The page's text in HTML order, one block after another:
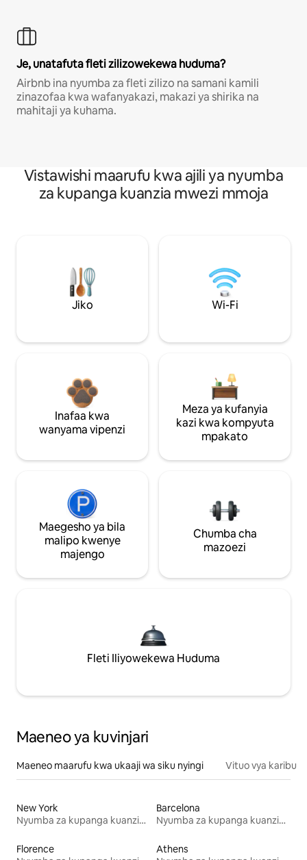
Je, unatafuta fleti zilizowekewa huduma?
Airbnb ina nyumba za fleti zilizo na samani kamili
zinazofaa kwa wafanyakazi, makazi ya shirika na
mahitaji ya kuhama.
Vistawishi maarufu kwa ajili ya nyumba
za kupanga kuanzia mwezi mmoja
Jiko Wi-Fi
Inafaa kwa
wanyama vipenzi
Meza ya kufanyia
kazi kwa kompyuta
mpakato
Maegesho ya bila
malipo kwenye
majengo
Chumba cha
mazoezi
Fleti Iliyowekewa Huduma
Maeneo ya kuvinjari
Maeneo maarufu kwa ukaaji wa siku nyingi Vituo vya karibu
New York
Nyumba za kupanga kuanzia mwezi mmoja
Barcelona
Nyumba za kupanga kuanzia mwezi mmoja
Florence
Athens